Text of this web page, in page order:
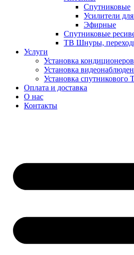
Спутниковые
Усилители
Эфирные
Спутниковые
ТВ Шнуры,
Услуги
Установка кондиционеров
Установка
Установка спутникового
Оплата и доставка
О нас
Контакты